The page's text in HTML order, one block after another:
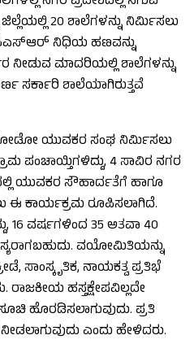
20 ಶಾಲೆಗಳನ್ನು ನಿರ್ಮಿಸಲು
ಸಿಎಸ್ಆರ್ ನಿಧಿಯ ಹಣವನ್ನು
ನೀಡುವ ಮಾದರಿಯಲ್ಲಿ ಶಾಲೆಗಳನ್ನು
ಸರ್ಕಾರಿ ಶಾಲೆಯಾಗಿರುತ್ತವೆ
ಯುವಕರ ಸಂಘ ನಿರ್ಮಿಸಲು
ಪಂಚಾಯ್ತಿಗಳಿದ್ದು, 4 ಸಾವಿರ ನಗರ
ಯುವಕರ ಸೌಹಾರ್ದತೆಗೆ ಹಾಗೂ
ಈ ಕಾರ್ಯಕ್ರಮ ರೂಪಿಸಲಾಗಿದೆ.
16 ವರ್ಷಗಳಿಂದ 35 ಅತವಾ 40
ವಯೋಮಿತಿಯನ್ನು
ಸಾಂಸ್ಕೃತಿಕ, ನಾಯಕತ್ವ ಪ್ರತಿಭೆ
ರಾಜಕೀಯ ಹಸ್ತಕ್ಷೇಪವಿಲ್ಲದೇ
ಹೊರಡಿಸಲಾಗುವುದು. ಪ್ರತಿ
ಎಂದು ಹೇಳಿದರು.